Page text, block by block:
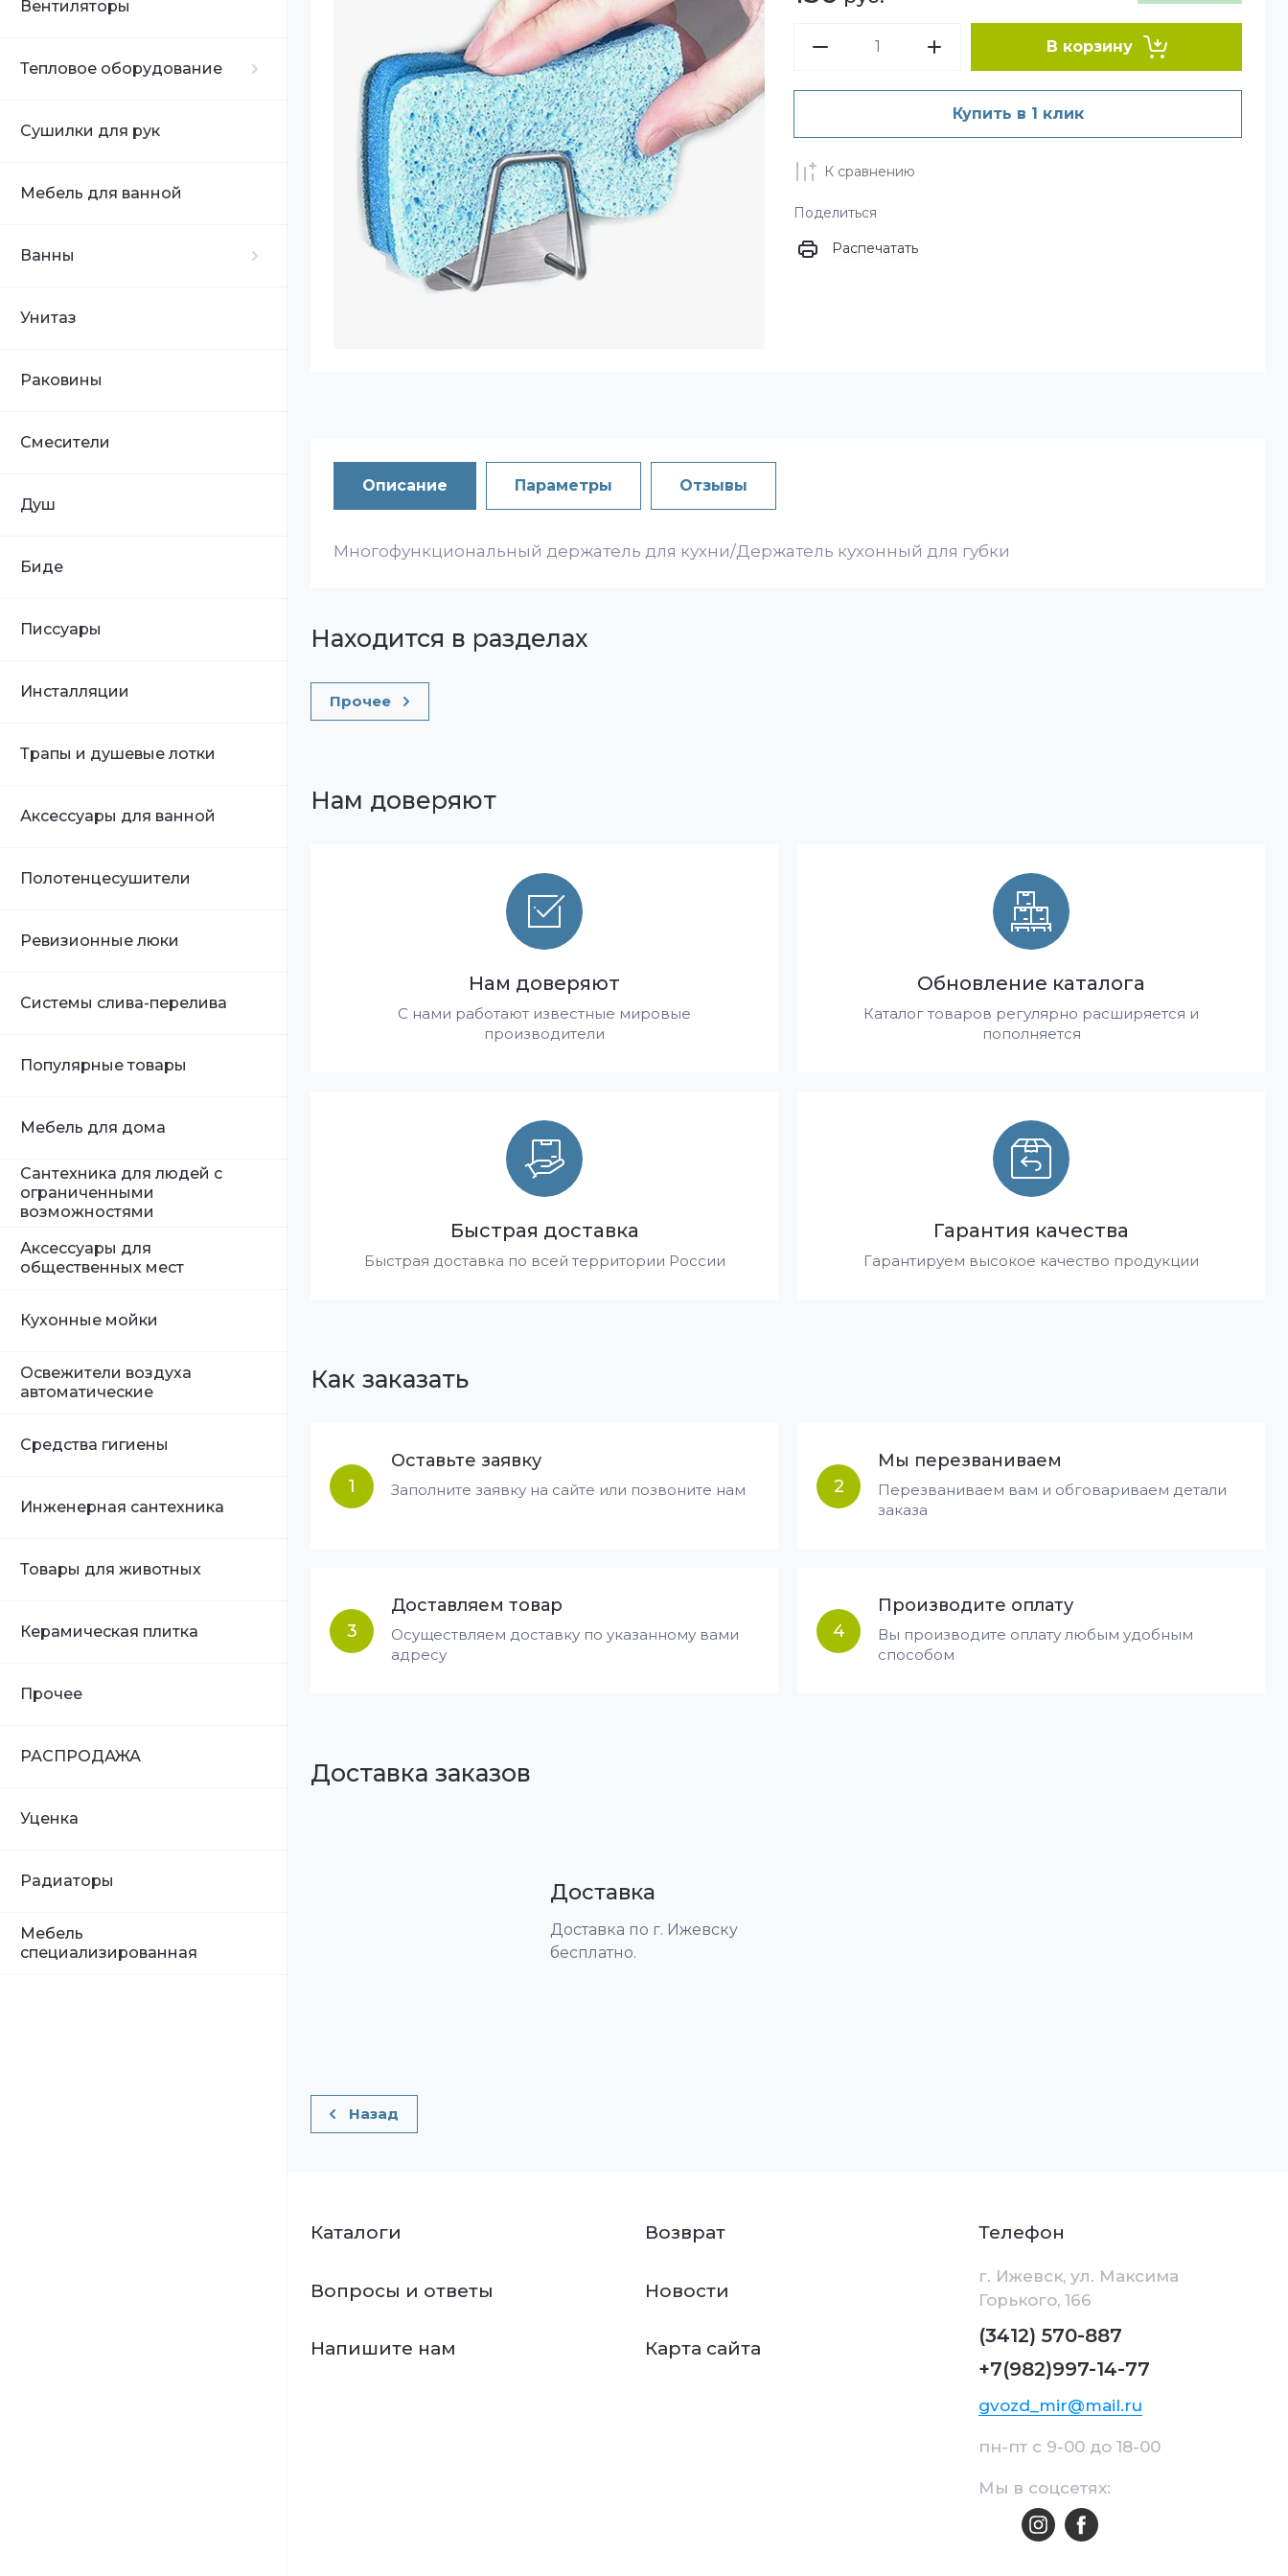
Вентиляторы
Тепловое оборудование
Сушилки для рук
Мебель для ванной
Ванны
Унитаз
Раковины
Смесители
Душ
Биде
Писсуары
Инсталляции
Трапы и душевые лотки
Аксессуары для ванной
Полотенцесушители
Ревизионные люки
Системы слива-перелива
Популярные товары
Мебель для дома
Сантехника для людей с
ограниченными
возможностями
Аксессуары для
общественных мест
Кухонные мойки
Освежители воздуха
автоматические
Средства гигиены
Инженерная сантехника
Товары для животных
Керамическая плитка
Прочее
РАСПРОДАЖА
Уценка
Радиаторы
Мебель
специализированная
В корзину
Купить в 1 клик
К сравнению
Поделиться
Распечатать
Описание Параметры Отзывы
Многофункциональный держатель для кухни/Держатель кухонный для губки
Находится в разделах
Прочее
Нам доверяют
Нам доверяют
С нами работают известные мировые
производители
Обновление каталога
Каталог товаров регулярно расширяется и
пополняется
Быстрая доставка
Быстрая доставка по всей территории России
Гарантия качества
Гарантируем высокое качество продукции
Как заказать
1
Оставьте заявку
Заполните заявку на сайте или позвоните нам 2
Мы перезваниваем
Перезваниваем вам и обговариваем детали
заказа
3
Доставляем товар
Осуществляем доставку по указанному вами
адресу
4
Производите оплату
Вы производите оплату любым удобным
способом
Доставка заказов
Доставка
Доставка по г. Ижевску
бесплатно.
Назад
Каталоги Возврат
Вопросы и ответы Новости
Напишите нам Карта сайта
Телефон
г. Ижевск, ул. Максима
Горького, 166
(3412) 570-887
+7(982)997-14-77
gvozd_mir@mail.ru
пн-пт с 9-00 до 18-00
Мы в соцсетях: